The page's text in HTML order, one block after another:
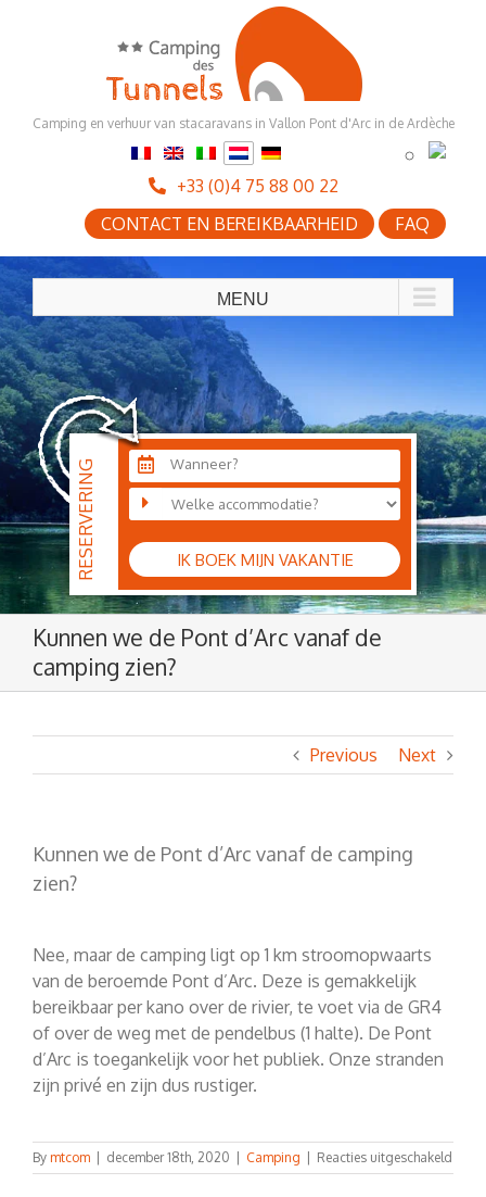
Camping en verhuur van stacaravans in Vallon Pont d'Arc in de Ardèche
+33 (0)4 75 88 00 22
CONTACT EN BEREIKBAARHEID
FAQ
Wanneer?
IK BOEK MIJN VAKANTIE
Kunnen we de Pont d’Arc vanaf de
camping zien?
Previous Next
Kunnen we de Pont d’Arc vanaf de camping
zien?
Nee, maar de camping ligt op 1 km stroomopwaarts
van de beroemde Pont d’Arc. Deze is gemakkelijk
bereikbaar per kano over de rivier, te voet via de GR4
of over de weg met de pendelbus (1 halte). De Pont
d’Arc is toegankelijk voor het publiek. Onze stranden
zijn privé en zijn dus rustiger.
By mtcom december 18th, 2020 Camping Reacties uitgeschakeld